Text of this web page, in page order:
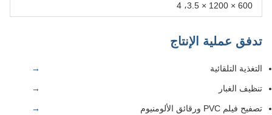
600 × 1200 × 3.5، 4
تدفق عملية الإنتاج
التغذية التلقائية
تنظيف الغبار
تصفيح فيلم PVC ورقائق الألومنيوم